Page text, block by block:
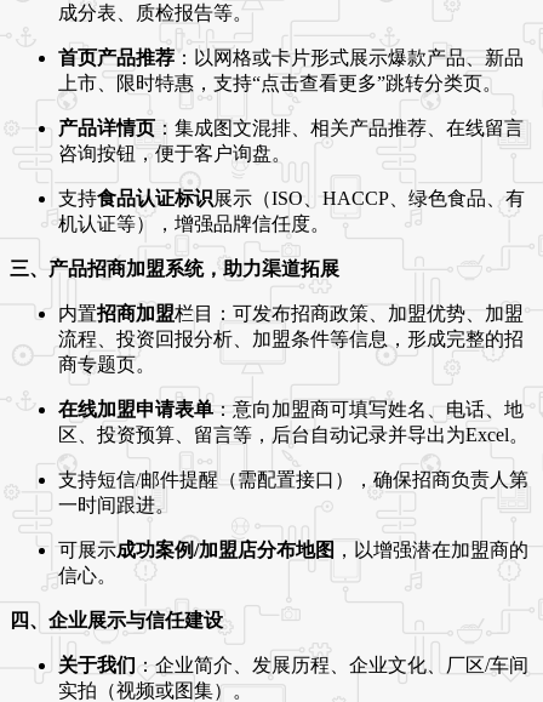
成分表、质检报告等。
首页产品推荐：以网格或卡片形式展示爆款产品、新品
上市、限时特惠，支持“点击查看更多”跳转分类页。
产品详情页：集成图文混排、相关产品推荐、在线留言
咨询按钮，便于客户询盘。
支持食品认证标识展示（ISO、HACCP、绿色食品、有
机认证等），增强品牌信任度。
三、产品招商加盟系统，助力渠道拓展
内置招商加盟栏目：可发布招商政策、加盟优势、加盟
流程、投资回报分析、加盟条件等信息，形成完整的招
商专题页。
在线加盟申请表单：意向加盟商可填写姓名、电话、地
区、投资预算、留言等，后台自动记录并导出为Excel。
支持短信/邮件提醒（需配置接口），确保招商负责人第
一时间跟进。
可展示成功案例/加盟店分布地图 ，以增强潜在加盟商的
信心。
四、企业展示与信任建设
关于我们：企业简介、发展历程、企业文化、厂区/车间
实拍（视频或图集）。